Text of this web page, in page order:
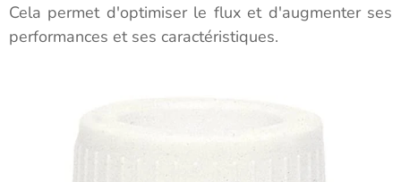
Cela permet d'optimiser le flux et d'augmenter ses
performances et ses caractéristiques.